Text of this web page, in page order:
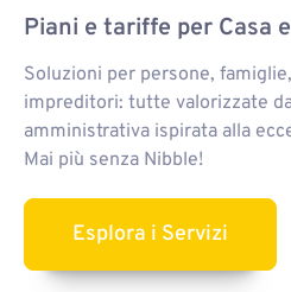
Short figcaption
Piani e tariffe per Casa
Soluzioni per persone,
impreditori: tutte valorizzate
amministrativa ispirata alla
Mai più senza Nibble!
Esplora i Servizi